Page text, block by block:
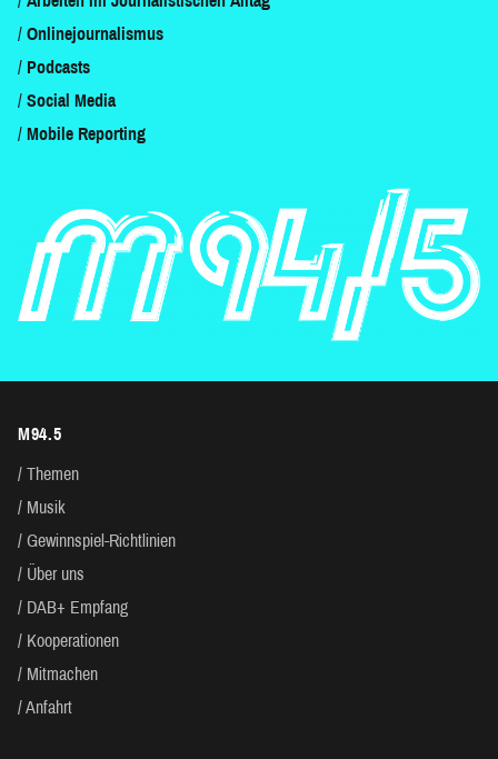
Onlinejournalismus
Podcasts
Social Media
Mobile Reporting
M94.5
Themen
Musik
Gewinnspiel-Richtlinien
Über uns
DAB+ Empfang
Kooperationen
Mitmachen
Anfahrt